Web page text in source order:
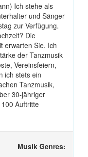
Ich stehe als
und Sänger
zur Verfügung.
Die
erwarten Sie. Ich
der Tanzmusik
Vereinsfeiern,
ich stets ein
Tanzmusik,
30-jähriger
Auftritte
Musik Genres: